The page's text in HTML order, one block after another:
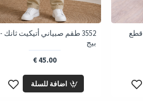
طقم بناتي جينز عصري 3 قطع
3552 طقم صبياني أتيكيت ثانك -
بيج
45.00 €
اضافة للسلة